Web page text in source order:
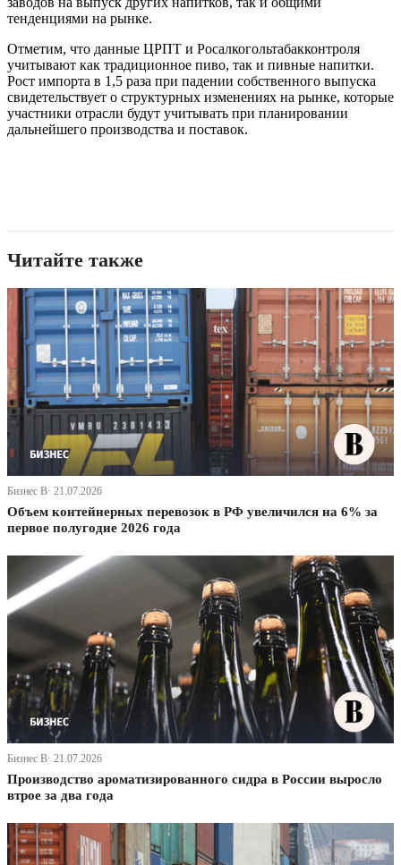
тенденциями на рынке.
Отметим, что данные ЦРПТ и Росалкогольтабакконтроля
учитывают как традиционное пиво, так и пивные напитки.
Рост импорта в 1,5 раза при падении собственного выпуска
свидетельствует о структурных изменениях на рынке, которые
участники отрасли будут учитывать при планировании
дальнейшего производства и поставок.
Читайте также
Бизнес В· 21.07.2026
Объем контейнерных перевозок в РФ увеличился на 6% за
первое полугодие 2026 года
Бизнес В· 21.07.2026
Производство ароматизированного сидра в России выросло
втрое за два года